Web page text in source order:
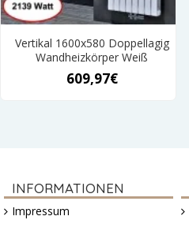
Vertikal 1600x580 Doppellagig
Wandheizkörper Weiß
609,97€
INFORMATIONEN
Impressum